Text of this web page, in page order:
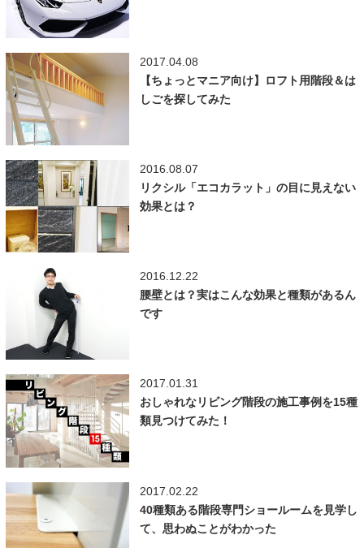
2017.04.08
【ちょっとマニア向け】ロフト用階段＆は
しごを探してみた
2016.08.07
リクシル「エコカラット」の目に見えない
効果とは？
2016.12.22
腰壁とは？実はこんな効果と種類があるん
です
2017.01.31
おしゃれなリビング階段の施工事例を15種
類見つけてみた！
2017.02.22
40種類ある階段専門ショールームを見学し
て、思わぬことがわかった